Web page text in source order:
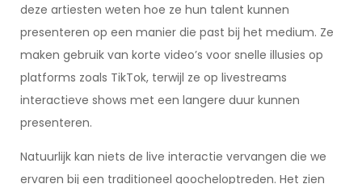
deze artiesten weten hoe ze hun talent kunnen
presenteren op een manier die past bij het medium. Ze
maken gebruik van korte video’s voor snelle illusies op
platforms zoals TikTok, terwijl ze op livestreams
interactieve shows met een langere duur kunnen
presenteren.
Natuurlijk kan niets de live interactie vervangen die we
ervaren bij een traditioneel goocheloptreden. Het zien